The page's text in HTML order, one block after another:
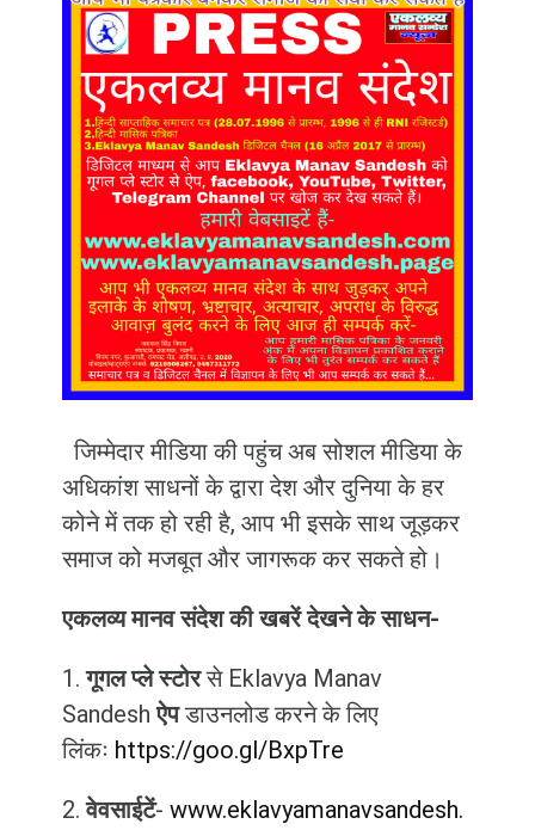
जिम्मेदार मीडिया की पहुंच अब सोशल मीडिया के
अधिकांश साधनों के द्वारा देश और दुनिया के हर
कोने में तक हो रही है, आप भी इसके साथ जूड़कर
समाज को मजबूत और जागरूक कर सकते हो।
एकलव्य मानव संदेश की खबरें देखने के साधन-
1.गूगल प्ले स्टोरसे Eklavya Manav
Sandeshऐपडाउनलोड करने के लिए
लिंकः https://goo.gl/BxpTre
2.वेवसाईटें- www.eklavyamanavsandesh.